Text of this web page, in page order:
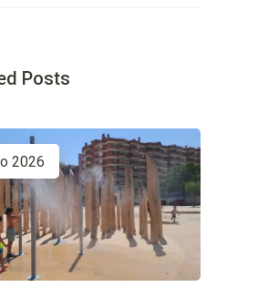
Posts
2026